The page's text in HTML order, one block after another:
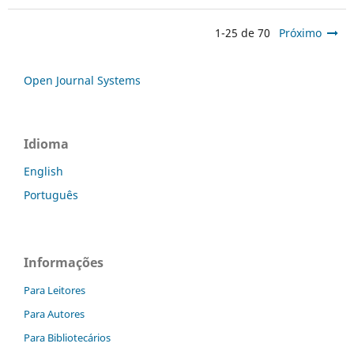
1-25 de 70 Próximo
Open Journal Systems
Idioma
English
Português
Informações
Para Leitores
Para Autores
Para Bibliotecários